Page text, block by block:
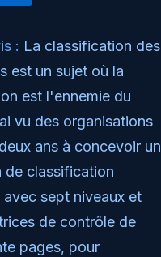
: La classification des
est un sujet où la
est l'ennemie du
vu des organisations
ans à concevoir un
de classification
avec sept niveaux et
de contrôle de
pages, pour